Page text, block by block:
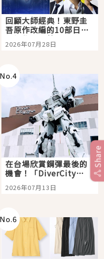
回顧大師經典！東野圭
吾原作改編的10部日本
影視作品推薦
2026年07月28日
No.4
在台場欣賞鋼彈最後的
機會！「DiverCity
Tokyo Plaza」搭船、
購物、美食及夜景，一
2026年07月13日
No.6
Share